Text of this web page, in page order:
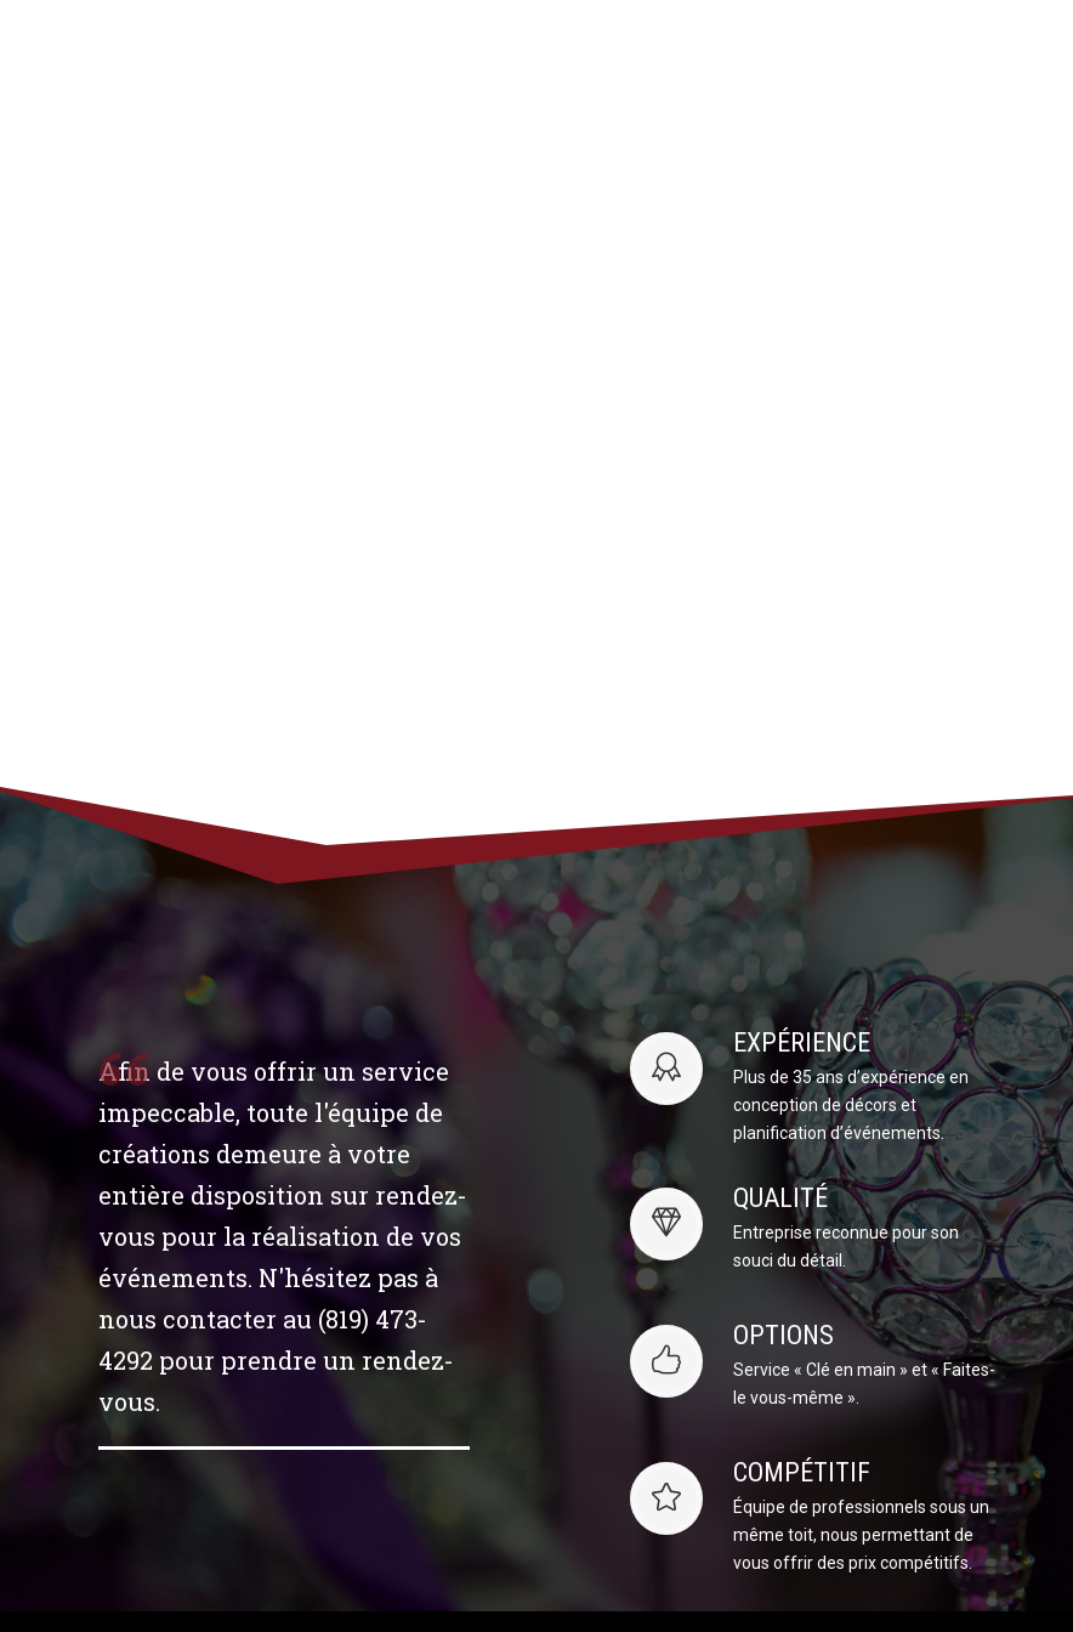
Afin de vous offrir un service
impeccable, toute l'équipe de
créations demeure à votre
entière disposition sur rendez-
vous pour la réalisation de vos
événements. N'hésitez pas à
nous contacter au (819) 473-
4292 pour prendre un rendez-
vous.
EXPÉRIENCE
Plus de 35 ans d’expérience en
conception de décors et
planification d’événements.
QUALITÉ
Entreprise reconnue pour son
souci du détail.
OPTIONS
Service « Clé en main » et « Faites-
le vous-même ».
COMPÉTITIF
Équipe de professionnels sous un
même toit, nous permettant de
vous offrir des prix compétitifs.